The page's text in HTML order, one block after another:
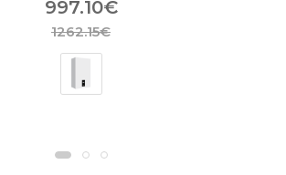
997.10€
1262.15€